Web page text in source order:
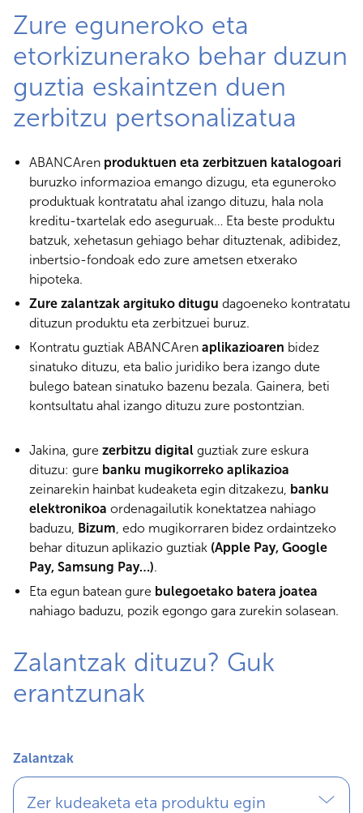
Zure eguneroko eta
etorkizunerako behar duzun
guztia eskaintzen duen
zerbitzu pertsonalizatua
ABANCAren produktuen eta zerbitzuen katalogoari
buruzko informazioa emango dizugu, eta eguneroko
produktuak kontratatu ahal izango dituzu, hala nola
kreditu-txartelak edo aseguruak… Eta beste produktu
batzuk, xehetasun gehiago behar dituztenak, adibidez,
inbertsio-fondoak edo zure ametsen etxerako
hipoteka.
Zure zalantzak argituko ditugu dagoeneko kontratatu
dituzun produktu eta zerbitzuei buruz.
Kontratu guztiak ABANCAren aplikazioaren bidez
sinatuko dituzu, eta balio juridiko bera izango dute
bulego batean sinatuko bazenu bezala. Gainera, beti
kontsultatu ahal izango dituzu zure postontzian.
Jakina, gure zerbitzu digital guztiak zure eskura
dituzu: gure banku mugikorreko aplikazioa
zeinarekin hainbat kudeaketa egin ditzakezu, banku
elektronikoa ordenagailutik konektatzea nahiago
baduzu, Bizum, edo mugikorraren bidez ordaintzeko
behar dituzun aplikazio guztiak (Apple Pay, Google
Pay, Samsung Pay…).
Eta egun batean gure bulegoetako batera joatea
nahiago baduzu, pozik egongo gara zurekin solasean.
Zalantzak dituzu? Guk
erantzunak
Zalantzak
Zer kudeaketa eta produktu egin